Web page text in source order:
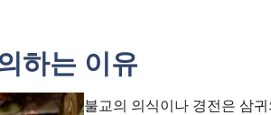
하는 이유
불교의 의식이나 경전은 삼